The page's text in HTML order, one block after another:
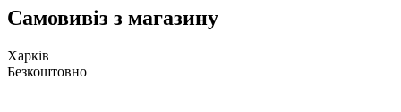
Самовивіз з магазину
Харків
Безкоштовно